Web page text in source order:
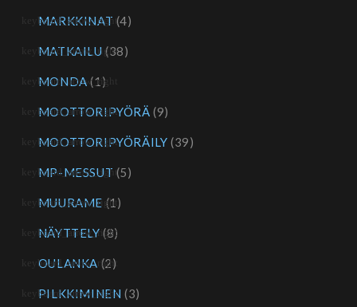
MARKKINAT (4)
MATKAILU (38)
MONDA (1)
MOOTTORIPYÖRÄ (9)
MOOTTORIPYÖRÄILY (39)
MP-MESSUT (5)
MUURAME (1)
NÄYTTELY (8)
OULANKA (2)
PILKKIMINEN (3)